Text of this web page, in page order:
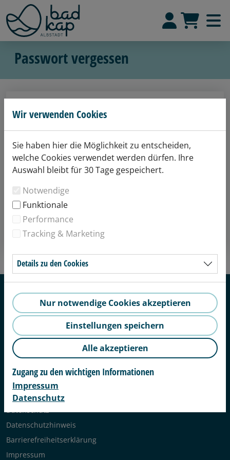
Passwort vergessen
Geben Sie hier Ihre E-Mail-Adresse ein, um Ihr
Passwort zurückzusetzen:
E-Mail-Adresse
*) Pflichtfelder
Abbrechen
g1 Albstadt Betriebsführungs GmbH
Beibruck 1
72458 Albstadt
Tel. 07431 98147 0
info@badkap.de
AGB & Widerruf
Datenschutz
Datenschutzhinweis
Barrierefreiheitserklärung
Impressum
Wir verwenden Cookies
Sie haben hier die Möglichkeit zu entscheiden,
welche Cookies verwendet werden dürfen. Ihre
Auswahl bleibt für 30 Tage gespeichert.
Notwendige
Funktionale
Performance
Tracking & Marketing
Details zu den Cookies
Nur notwendige Cookies akzeptieren
Einstellungen speichern
Alle akzeptieren
Zugang zu den wichtigen Informationen
Impressum
Datenschutz